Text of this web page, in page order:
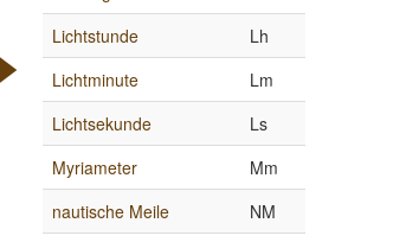
Lichtstunde
Lh
Lichtminute
Lm
Lichtsekunde
Ls
Myriameter
Mm
nautische Meile
NM